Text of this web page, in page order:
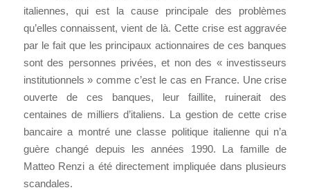
italiennes, qui est la cause principale des problèmes
qu’elles connaissent, vient de là. Cette crise est aggravée
par le fait que les principaux actionnaires de ces banques
sont des personnes privées, et non des « investisseurs
institutionnels » comme c’est le cas en France. Une crise
ouverte de ces banques, leur faillite, ruinerait des
centaines de milliers d’italiens. La gestion de cette crise
bancaire a montré une classe politique italienne qui n’a
guère changé depuis les années 1990. La famille de
Matteo Renzi a été directement impliquée dans plusieurs
scandales.